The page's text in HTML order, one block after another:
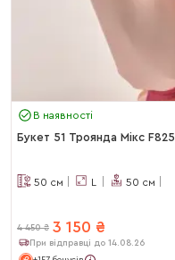
В наявності
Букет 51 Троянда Мікс F825
50 см L 50 см
4 450 ₴ 3 150 ₴
При відправці до 14.08.26